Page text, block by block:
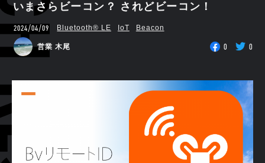
いまさらビーコン？ されどビーコン！
2024/04/09 Bluetooth®︎ LE IoT Beacon
営業 木尾 0 0